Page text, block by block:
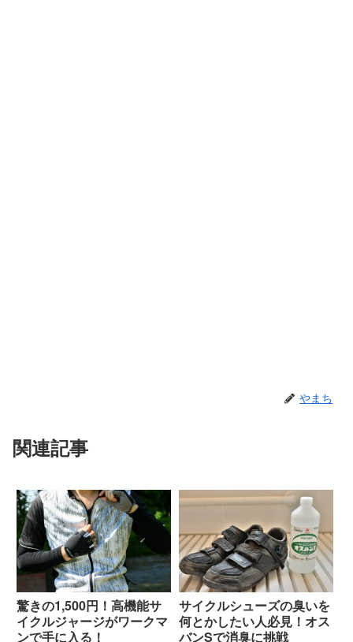
やまち
関連記事
驚きの1,500円！高機能サ
イクルジャージがワークマ
ンで手に入る！
サイクルシューズの臭いを
何とかしたい人必見！オス
バンSで消臭に挑戦